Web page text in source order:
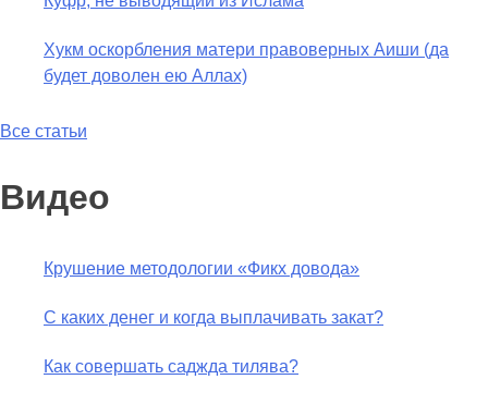
Хукм оскорбления матери правоверных Аиши (да
будет доволен ею Аллах)
Все статьи
Видео
Крушение методологии «Фикх довода»
С каких денег и когда выплачивать закат?
Как совершать саджда тилява?